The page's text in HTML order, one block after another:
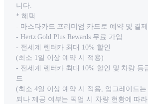
니다.
* 혜택
- 마스타카드 프리미엄 카드로 예약 및 결제
- Hertz Gold Plus Rewards 무료 가입
- 전세계 렌터카 최대 10% 할인
(최소 1일 이상 예약 시 적용)
- 전세계 렌터카 최대 10% 할인 및 차량 등
드
(최소 4일 이상 예약 시 적용, 업그레이드
되나 제공 여부는 픽업 시 차량 현황에 따